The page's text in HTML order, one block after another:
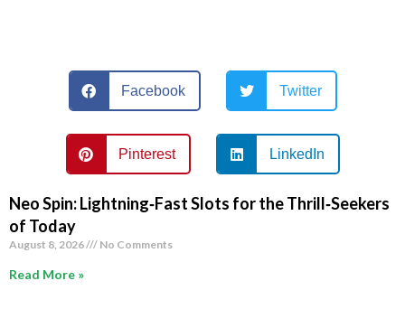
Facebook Twitter
Pinterest LinkedIn
Neo Spin: Lightning‑Fast Slots for the Thrill‑Seekers
of Today
August 8, 2026 No Comments
Read More »